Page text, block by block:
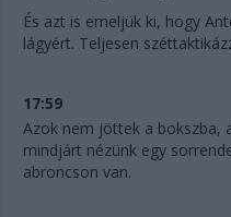
És azt is emeljük ki, hogy
lágyért. Teljesen
17:59
Azok nem jöttek a bokszba,
mindjárt nézünk egy
abroncson van.